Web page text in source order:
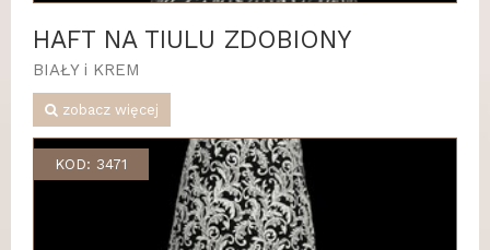
HAFT NA TIULU ZDOBIONY
BIAŁY i KREM
zobacz więcej
KOD: 3471